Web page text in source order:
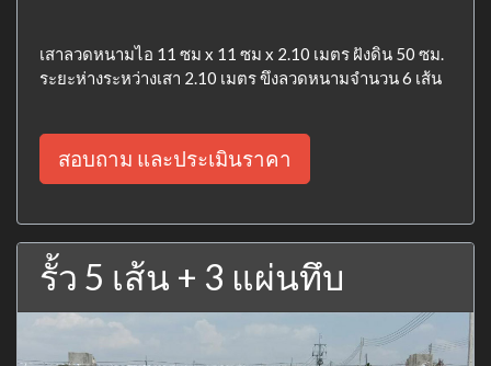
เสาลวดหนามไอ 11 ซม x 11 ซม x 2.10 เมตร ฝังดิน 50 ซม.
ระยะห่างระหว่างเสา 2.10 เมตร ขึงลวดหนามจำนวน 6 เส้น
สอบถาม และประเมินราคา
รั้ว 5 เส้น + 3 แผ่นทึบ